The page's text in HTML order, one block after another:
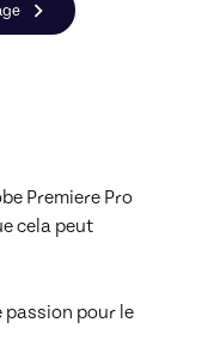
Premiere Pro
cela peut
passion pour le